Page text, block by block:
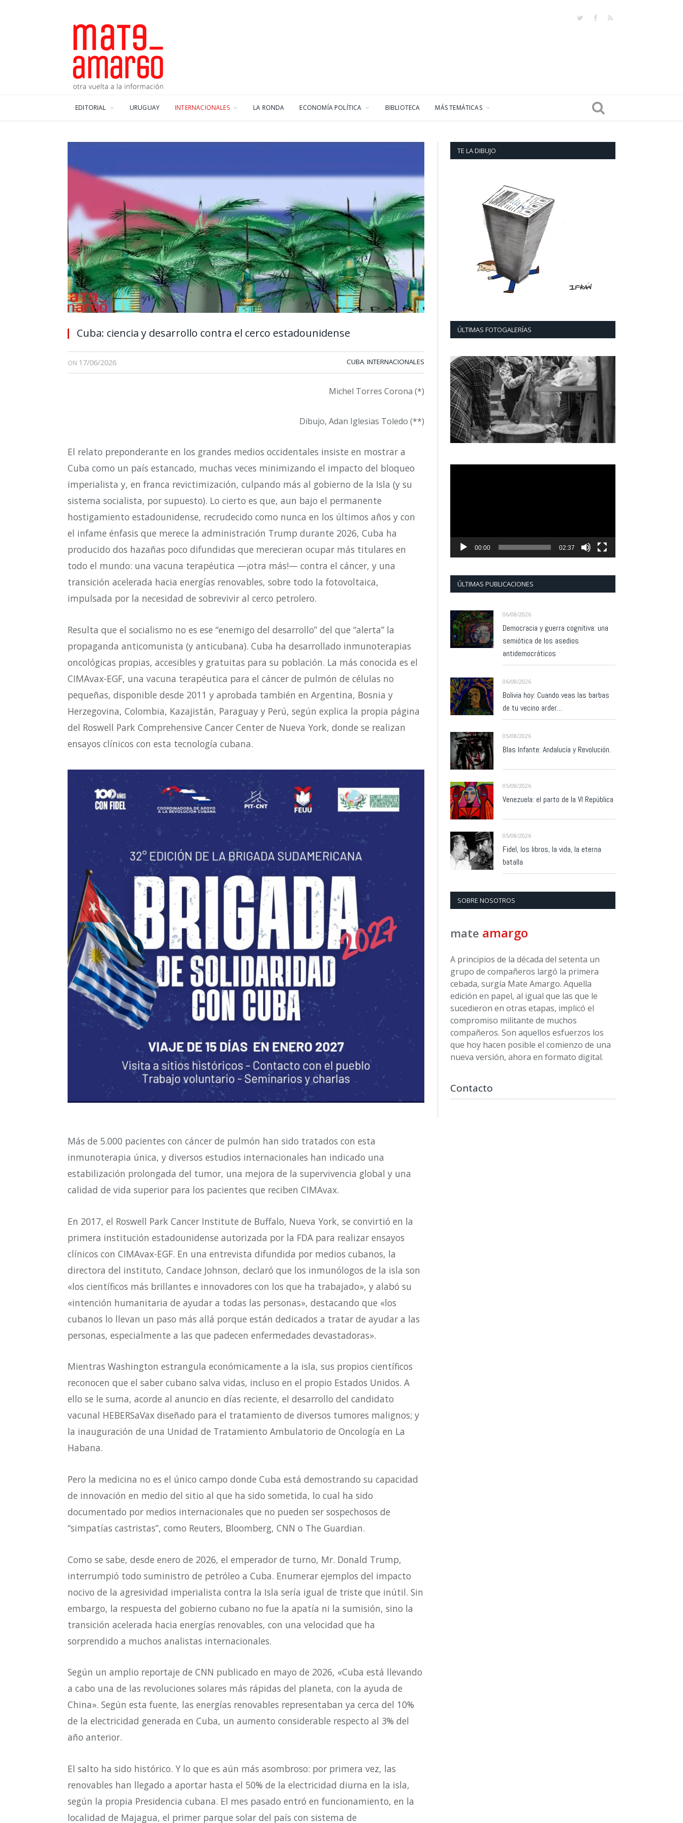
TwitterFacebook
RSS
EDITORIAL URUGUAY INTERNACIONALES LA RONDA ECONOMÍA POLÍTICA BIBLIOTECA MÁS TEMÁTICAS
Cuba: ciencia y desarrollo contra el cerco estadounidense
ON 17/06/2026 CUBA, INTERNACIONALES
Michel Torres Corona (*)
Dibujo, Adan Iglesias Toledo (**)
El relato preponderante en los grandes medios occidentales insiste en mostrar a
Cuba como un país estancado, muchas veces minimizando el impacto del bloqueo
imperialista y, en franca revictimización, culpando más al gobierno de la Isla (y su
sistema socialista, por supuesto). Lo cierto es que, aun bajo el permanente
hostigamiento estadounidense, recrudecido como nunca en los últimos años y con
el infame énfasis que merece la administración Trump durante 2026, Cuba ha
producido dos hazañas poco difundidas que merecieran ocupar más titulares en
todo el mundo: una vacuna terapéutica —¡otra más!— contra el cáncer, y una
transición acelerada hacia energías renovables, sobre todo la fotovoltaica,
impulsada por la necesidad de sobrevivir al cerco petrolero.
Resulta que el socialismo no es ese “enemigo del desarrollo” del que “alerta” la
propaganda anticomunista (y anticubana). Cuba ha desarrollado inmunoterapias
oncológicas propias, accesibles y gratuitas para su población. La más conocida es el
CIMAvax-EGF, una vacuna terapéutica para el cáncer de pulmón de células no
pequeñas, disponible desde 2011 y aprobada también en Argentina, Bosnia y
Herzegovina, Colombia, Kazajistán, Paraguay y Perú, según explica la propia página
del Roswell Park Comprehensive Cancer Center de Nueva York, donde se realizan
ensayos clínicos con esta tecnología cubana.
Más de 5.000 pacientes con cáncer de pulmón han sido tratados con esta
inmunoterapia única, y diversos estudios internacionales han indicado una
estabilización prolongada del tumor, una mejora de la supervivencia global y una
calidad de vida superior para los pacientes que reciben CIMAvax.
En 2017, el Roswell Park Cancer Institute de Buffalo, Nueva York, se convirtió en la
primera institución estadounidense autorizada por la FDA para realizar ensayos
clínicos con CIMAvax-EGF. En una entrevista difundida por medios cubanos, la
directora del instituto, Candace Johnson, declaró que los inmunólogos de la isla son
«los científicos más brillantes e innovadores con los que ha trabajado», y alabó su
«intención humanitaria de ayudar a todas las personas», destacando que «los
cubanos lo llevan un paso más allá porque están dedicados a tratar de ayudar a las
personas, especialmente a las que padecen enfermedades devastadoras».
Mientras Washington estrangula económicamente a la isla, sus propios científicos
reconocen que el saber cubano salva vidas, incluso en el propio Estados Unidos. A
ello se le suma, acorde al anuncio en días reciente, el desarrollo del candidato
vacunal HEBERSaVax diseñado para el tratamiento de diversos tumores malignos; y
la inauguración de una Unidad de Tratamiento Ambulatorio de Oncología en La
Habana.
Pero la medicina no es el único campo donde Cuba está demostrando su capacidad
de innovación en medio del sitio al que ha sido sometida, lo cual ha sido
documentado por medios internacionales que no pueden ser sospechosos de
“simpatías castristas”, como Reuters, Bloomberg, CNN o The Guardian.
Como se sabe, desde enero de 2026, el emperador de turno, Mr. Donald Trump,
interrumpió todo suministro de petróleo a Cuba. Enumerar ejemplos del impacto
nocivo de la agresividad imperialista contra la Isla sería igual de triste que inútil. Sin
embargo, la respuesta del gobierno cubano no fue la apatía ni la sumisión, sino la
transición acelerada hacia energías renovables, con una velocidad que ha
sorprendido a muchos analistas internacionales.
Según un amplio reportaje de CNN publicado en mayo de 2026, «Cuba está llevando
a cabo una de las revoluciones solares más rápidas del planeta, con la ayuda de
China». Según esta fuente, las energías renovables representaban ya cerca del 10%
de la electricidad generada en Cuba, un aumento considerable respecto al 3% del
año anterior.
El salto ha sido histórico. Y lo que es aún más asombroso: por primera vez, las
renovables han llegado a aportar hasta el 50% de la electricidad diurna en la isla,
según la propia Presidencia cubana. El mes pasado entró en funcionamiento, en la
localidad de Majagua, el primer parque solar del país con sistema de
TE LA DIBUJO
ÚLTIMAS FOTOGALERÍAS
00:00 02:37
ÚLTIMAS PUBLICACIONES
06/08/2026
Democracia y guerra cognitiva: una
semiótica de los asedios
antidemocráticos
06/08/2026
Bolivia hoy: Cuando veas las barbas
de tu vecino arder…
05/08/2026
Blas Infante: Andalucía y Revolución.
05/08/2026
Venezuela: el parto de la VI República
05/08/2026
Fidel, los libros, la vida, la eterna
batalla
SOBRE NOSOTROS
mate amargo
A principios de la década del setenta un
grupo de compañeros largó la primera
cebada, surgía Mate Amargo. Aquella
edición en papel, al igual que las que le
sucedieron en otras etapas, implicó el
compromiso militante de muchos
compañeros. Son aquellos esfuerzos los
que hoy hacen posible el comienzo de una
nueva versión, ahora en formato digital.
Contacto